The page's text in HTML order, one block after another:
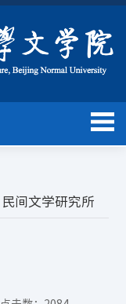
民间文学研究所